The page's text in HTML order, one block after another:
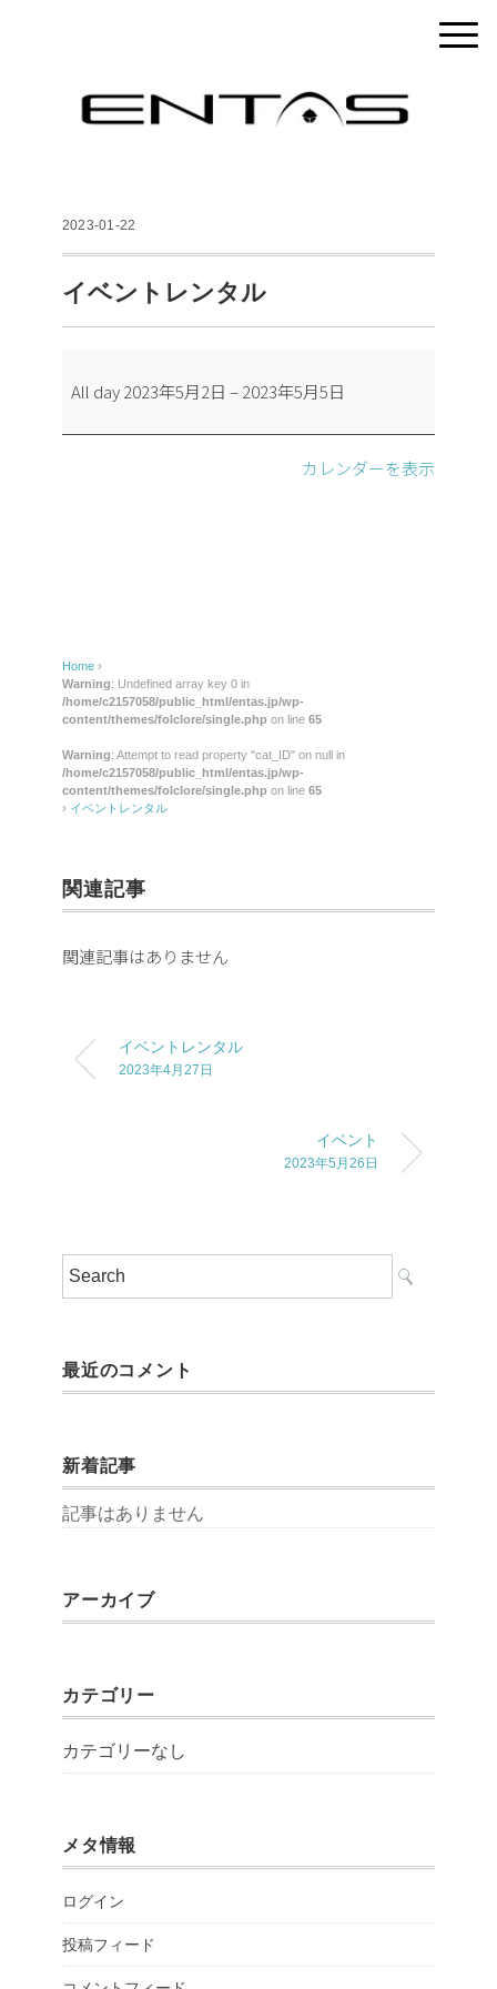
2023-01-22
イベントレンタル
ベ
ン
All day2023年5月2日 –2023年5月5日
カレンダーを表示
Home ›
Warning: Undefined array key 0 in
/home/c2157058/public_html/entas.jp/wp-
content/themes/folclore/single.php on line 65
Warning: Attempt to read property "cat_ID" on null in
/home/c2157058/public_html/entas.jp/wp-
content/themes/folclore/single.php on line 65
› イベントレンタル
関連記事
関連記事はありません
イベントレンタル
2023年4月27日
イベント
2023年5月26日
最近のコメント
新着記事
記事はありません
アーカイブ
カテゴリー
カテゴリーなし
メタ情報
ログイン
投稿フィード